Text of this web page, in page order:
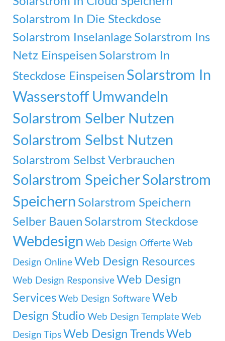
Solarstrom In Die Steckdose
Solarstrom Inselanlage Solarstrom Ins
Netz Einspeisen Solarstrom In
Steckdose Einspeisen Solarstrom In
Wasserstoff Umwandeln
Solarstrom Selber Nutzen
Solarstrom Selbst Nutzen
Solarstrom Selbst Verbrauchen
Solarstrom SpeicherSolarstrom
Speichern Solarstrom Speichern
Selber Bauen Solarstrom Steckdose
Webdesign Web Design Offerte Web
Design Online Web Design Resources
Web Design Responsive Web Design
Services Web Design Software Web
Design Studio Web Design Template Web
Design Tips Web Design TrendsWeb